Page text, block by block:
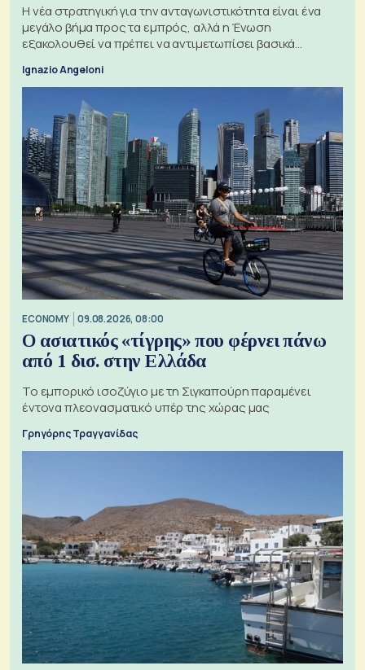
Η νέα στρατηγική για την ανταγωνιστικότητα είναι ένα
μεγάλο βήμα προς τα εμπρός, αλλά η Ένωση
εξακολουθεί να πρέπει να αντιμετωπίσει βασικά
Ignazio Angeloni
ECONOMY 09.08.2026, 08:00
Ο ασιατικός «τίγρης» που φέρνει πάνω
από 1 δισ. στην Ελλάδα
Το εμπορικό ισοζύγιο με τη Σιγκαπούρη παραμένει
έντονα πλεονασματικό υπέρ της χώρας μας
Γρηγόρης Τραγγανίδας